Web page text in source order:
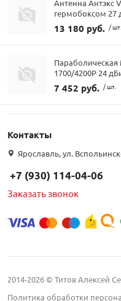
Антенна Антэкс
гермобоксом 27
13 180 руб. / шт.
Параболическая
1700/4200P 24
7 452 руб. / шт.
Контакты
Ярославль, ул.
+7 (930) 114-04-06
Заказать звонок
2014-2026 © Титов Алексей
Политика обработки